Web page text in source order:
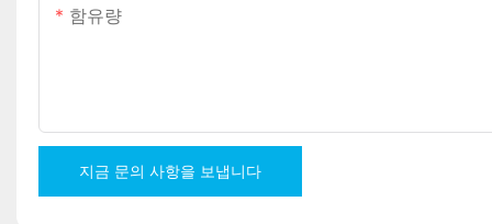
함유량
지금 문의 사항을 보냅니다